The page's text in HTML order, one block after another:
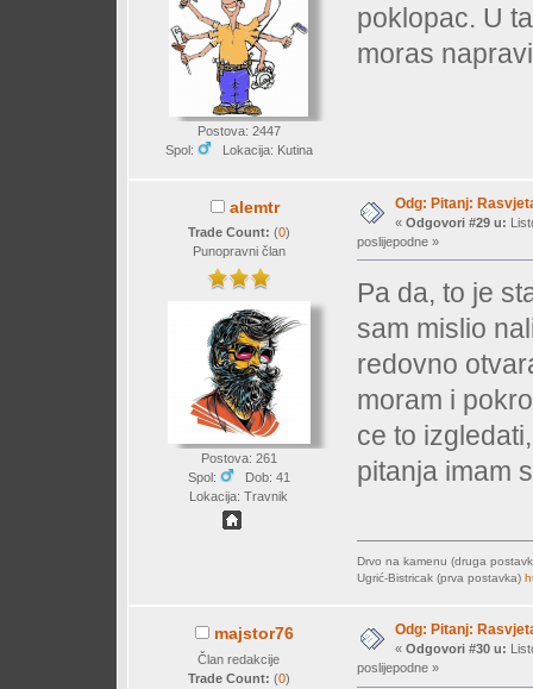
Postova: 2447
Spol:
Lokacija: Kutina
poklopac. U
moras
alemtr
Trade Count: (0)
Punopravni član
Postova: 261
Spol:
Dob: 41
Lokacija: Travnik
Odg: Pitanj:
« Odgovori #29 u:
poslijepodne »
Pa da, to je
sam mislio
redovno
moram i
ce to
pitanja imam
Drvo na kamenu (druga
Ugrić-Bistricak (prva postavka)
majstor76
Član redakcije
Trade Count: (0)
Odg: Pitanj:
« Odgovori #30 u:
poslijepodne »